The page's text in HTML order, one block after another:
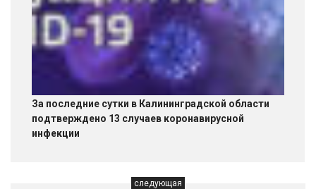
За последние сутки в Калининградской области
подтверждено 13 случаев коронавирусной
инфекции
следующая